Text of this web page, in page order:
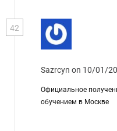
42
Sazrcyn on 10/01/
Официальное
обучением в Москве